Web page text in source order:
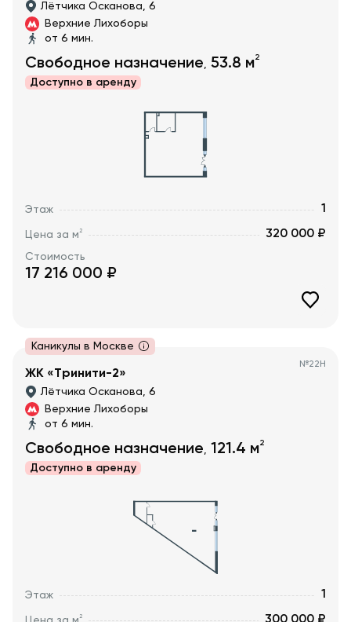
Лётчика Осканова, 6
Верхние Лихоборы
от 6 мин.
Свободное назначение, 53.8 м2
Доступно в аренду
Этаж 1
Цена за м2 320 000 ₽
Стоимость
17 216 000 ₽
Каникулы в Москве
№22Н
ЖК «Тринити-2»
Лётчика Осканова, 6
Верхние Лихоборы
от 6 мин.
Свободное назначение 121.4 м2
Доступно в аренду
Этаж 1
2 300 000 ₽